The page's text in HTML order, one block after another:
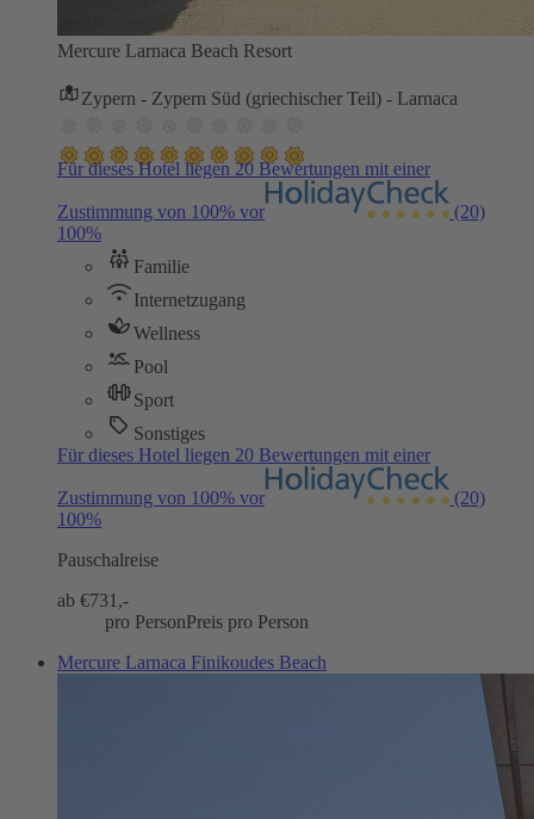
Mercure Larnaca Beach Resort
Zypern - Zypern Süd (griechischer Teil) - Larnaca
Für dieses Hotel liegen 20 Bewertungen mit einer
Zustimmung von 100% vor
(20)
100%
Familie
Internetzugang
Wellness
Pool
Sport
Sonstiges
Für dieses Hotel liegen 20 Bewertungen mit einer
Zustimmung von 100% vor
(20)
100%
Pauschalreise
ab €731,-
pro PersonPreis pro Person
Mercure Larnaca Finikoudes Beach